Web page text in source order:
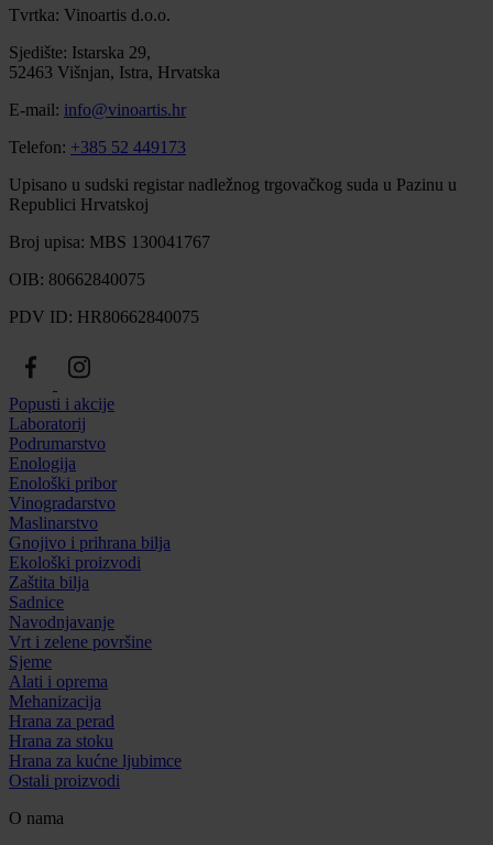
Tvrtka: Vinoartis d.o.o.
Sjedište: Istarska 29,
52463 Višnjan, Istra, Hrvatska
E-mail: info@vinoartis.hr
Telefon: +385 52 449173
Upisano u sudski registar nadležnog trgovačkog suda u Pazinu u
Republici Hrvatskoj
Broj upisa: MBS 130041767
OIB: 80662840075
PDV ID: HR80662840075
Popusti i akcije
Laboratorij
Podrumarstvo
Enologija
Enološki pribor
Vinogradarstvo
Maslinarstvo
Gnojivo i prihrana bilja
Ekološki proizvodi
Zaštita bilja
Sadnice
Navodnjavanje
Vrt i zelene površine
Sjeme
Alati i oprema
Mehanizacija
Hrana za perad
Hrana za stoku
Hrana za kućne ljubimce
Ostali proizvodi
O nama